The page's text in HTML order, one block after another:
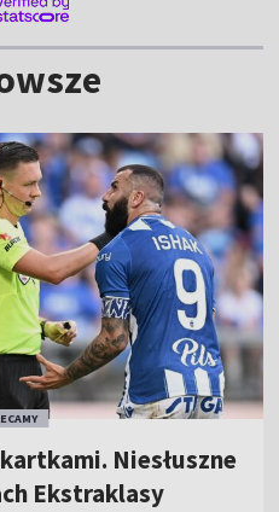
Niesłuszne
Ekstraklasy